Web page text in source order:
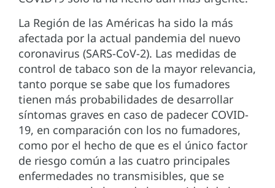
La Región de las Américas ha sido la más
afectada por la actual pandemia del nuevo
coronavirus (SARS-CoV-2). Las medidas de
control de tabaco son de la mayor relevancia,
tanto porque se sabe que los fumadores
tienen más probabilidades de desarrollar
síntomas graves en caso de padecer COVID-
19, en comparación con los no fumadores,
como por el hecho de que es el único factor
de riesgo común a las cuatro principales
enfermedades no transmisibles, que se